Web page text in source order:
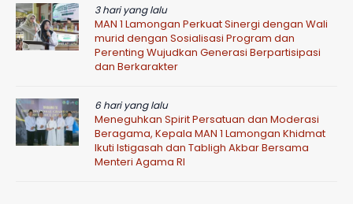
3 hari yang lalu
MAN 1 Lamongan Perkuat Sinergi dengan Wali
murid dengan Sosialisasi Program dan
Perenting Wujudkan Generasi Berpartisipasi
dan Berkarakter
6 hari yang lalu
Meneguhkan Spirit Persatuan dan Moderasi
Beragama, Kepala MAN 1 Lamongan Khidmat
Ikuti Istigasah dan Tabligh Akbar Bersama
Menteri Agama RI